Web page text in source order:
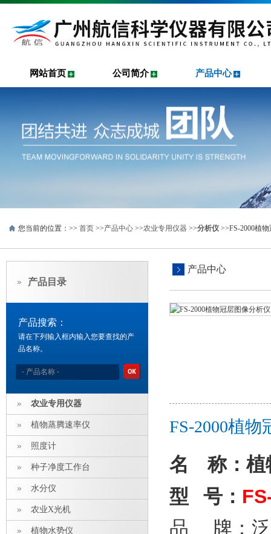
网站首页 公司简介 产品中心
您当前的位置：>> 首页 >>产品中心 >>农业专用仪器 >>分析仪 >>FS-2000植
产品目录
产品搜索：
请在下列输入框内输入您要查找的产
品名称。
农业专用仪器
植物蒸腾速率仪
照度计
种子净度工作台
水分仪
农业X光机
植物水势仪
产品中心
FS-2000植
名
称：植
型 号：
品 牌：泛